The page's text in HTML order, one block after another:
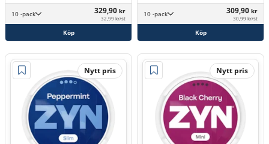
10 -pack 329,90 kr
32,99 kr/st
Köp
10 -pack 309,90 kr
30,99 kr/st
Köp
Nytt pris Nytt pris